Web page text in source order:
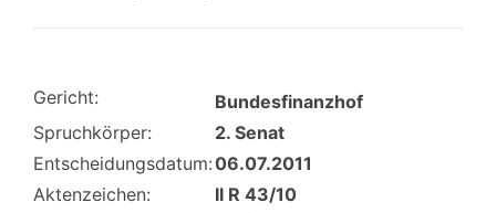
Gericht:
Bundesfinanzhof
Spruchkörper:
2. Senat
Entscheidungsdatum:06.07.2011
Aktenzeichen:
II R 43/10